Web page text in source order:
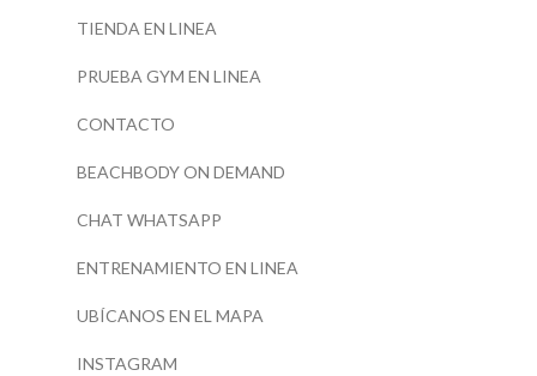
TIENDA EN LINEA
PRUEBA GYM EN LINEA
CONTACTO
BEACHBODY ON DEMAND
CHAT WHATSAPP
ENTRENAMIENTO EN LINEA
UBÍCANOS EN EL MAPA
INSTAGRAM